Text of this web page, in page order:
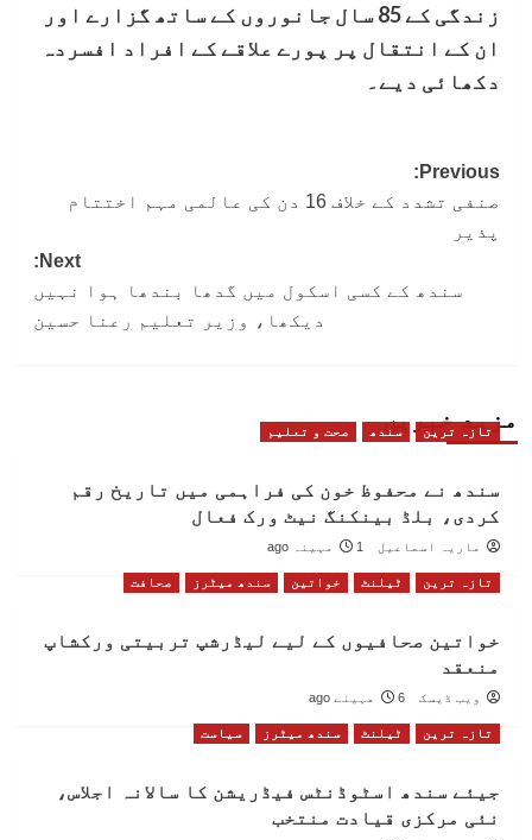
زندگی کے 85 سال جانوروں کے ساتھ گزارے اور
ان کے انتقال پر پورے علاقے کے افراد افسردہ
دکھائی دیے۔
Post
navigation
Previous:
صنفی تشدد کے خلاف 16 دن کی عالمی مہم اختتام
پذیر
Next:
سندھ کے کسی اسکول میں گدھا بندھا ہوا نہیں
دیکھا، وزیر تعلیم رعنا حسین
مزید خبریں
تازہ ترین سندھ صحت و تعلیم
سندھ نے محفوظ خون کی فراہمی میں تاریخ رقم
کردی، بلڈ بینکنگ نیٹ ورک فعال
ماریہ اسماعیل 1 مہینہ ago
تازہ ترین ٹیلنٹ خواتین سندھ میٹرز صحافت
خواتین صحافیوں کے لیے لیڈرشپ تربیتی ورکشاپ
منعقد
ویب ڈیسک 6 مہینے ago
تازہ ترین ٹیلنٹ سندھ میٹرز سیاست
جیئے سندھ اسٹوڈنٹس فیڈریشن کا سالانہ اجلاس،
نئی مرکزی قیادت منتخب